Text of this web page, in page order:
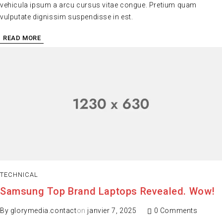
vehicula ipsum a arcu cursus vitae congue. Pretium quam
vulputate dignissim suspendisse in est.
READ MORE
TECHNICAL
Samsung Top Brand Laptops Revealed. Wow!
By glorymedia.contacton janvier 7, 2025 0 Comments